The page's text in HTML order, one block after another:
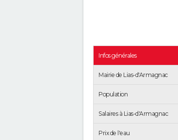
Infos générales
Mairie de Lias-d'Armagnac
Population
Salaires à Lias-d'Armagnac
Prix de l'eau